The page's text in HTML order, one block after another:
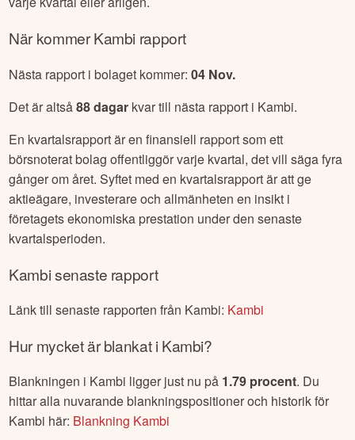
När kommerKambi rapport
Nästa rapport i bolaget kommer:04 Nov.
Det är altså88dagar kvar till nästa rapport i Kambi.
En kvartalsrapport är en finansiell rapport som ett
börsnoterat bolag offentliggör varje kvartal, det vill säga fyra
gånger om året. Syftet med en kvartalsrapport är att ge
aktieägare, investerare och allmänheten en insikt i
företagets ekonomiska prestation under den senaste
kvartalsperioden.
Kambisenaste rapport
Länk till senaste rapporten från Kambi: Kambi
Hur mycket är blankat iKambi?
Blankningen i Kambi ligger just nu på 1.79 procent. Du
hittar alla nuvarande blankningspositioner och historik för
Kambi här: Blankning Kambi